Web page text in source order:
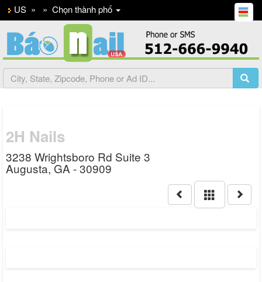
US » » Chọn thành phố
2H Nails
3238 Wrightsboro Rd Suite 3
Augusta, GA - 30909